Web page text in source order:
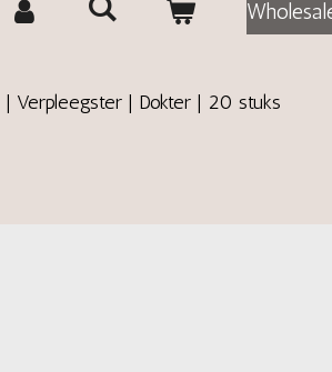
Verpleegster | Dokter | 20 stuks